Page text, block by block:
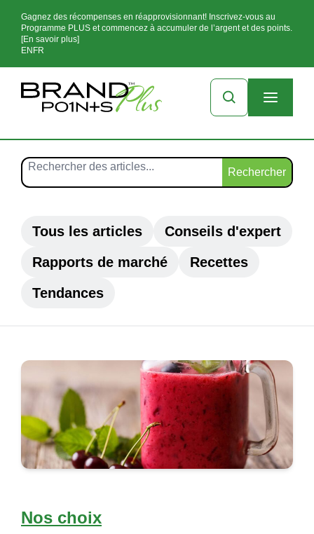
Gagnez des récompenses en réapprovisionnant! Inscrivez-vous au
Programme PLUS et commencez à accumuler de l’argent et des points.
[En savoir plus]
EN FR
Rechercher
Tous les articles
Conseils d'expert
Rapports de marché
Recettes
Tendances
Nos choix